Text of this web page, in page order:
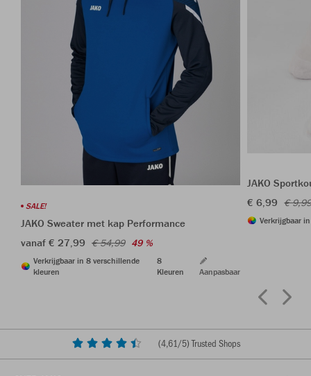
SALE!
JAKO Sweater met kap Performance
vanaf € 27,99 € 54,99 49 %
Verkrijgbaar in 8 verschillende
kleuren
8
Kleuren
Aanpasbaar
JAKO
€ 6,99 €
Verkrijgbaar
(4,61/5) Trusted Shops